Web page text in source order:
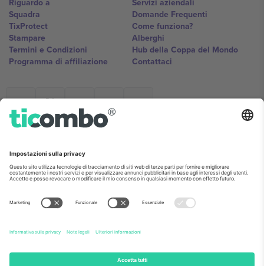
Riguardo a
Squadra
TixProtect
Stampare
Termini e Condizioni
Programma di affiliazione
Servizi aziendali
Domande Frequenti
Come funziona?
Alberghi
Hub della Coppa del Mondo
Contattaci
Ticombo Italia
Mimi Balkanska 132, 1540, Sofia,
base alla località, all'evento e/o al dominio. Per i dettagli controlla la
pagina specifica dell'evento, l'impronta e i termini.,